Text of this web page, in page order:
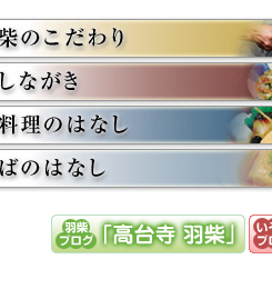
3/2
12/15
10/20